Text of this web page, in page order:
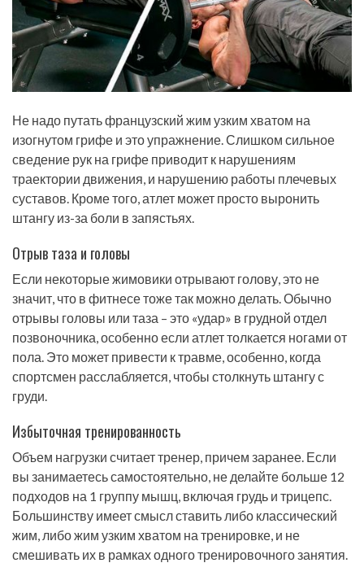
Не надо путать французский жим узким хватом на
изогнутом грифе и это упражнение. Слишком сильное
сведение рук на грифе приводит к нарушениям
траектории движения, и нарушению работы плечевых
суставов. Кроме того, атлет может просто выронить
штангу из-за боли в запястьях.
Отрыв таза и головы
Если некоторые жимовики отрывают голову, это не
значит, что в фитнесе тоже так можно делать. Обычно
отрывы головы или таза – это «удар» в грудной отдел
позвоночника, особенно если атлет толкается ногами от
пола. Это может привести к травме, особенно, когда
спортсмен расслабляется, чтобы столкнуть штангу с
груди.
Избыточная тренированность
Объем нагрузки считает тренер, причем заранее. Если
вы занимаетесь самостоятельно, не делайте больше 12
подходов на 1 группу мышц, включая грудь и трицепс.
Большинству имеет смысл ставить либо классический
жим, либо жим узким хватом на тренировке, и не
смешивать их в рамках одного тренировочного занятия.